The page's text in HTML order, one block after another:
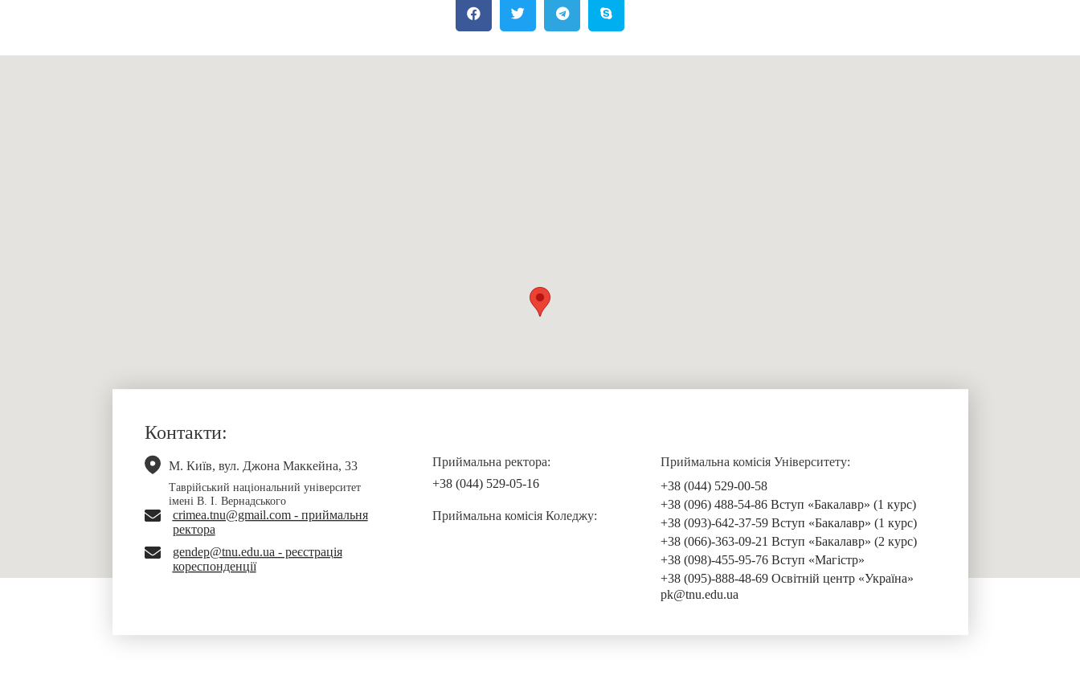
Контакти:
М. Київ, вул. Джона Маккейна, 33
Таврійський національний університет
імені В. І. Вернадського
crimea.tnu@gmail.com - приймальня
ректора
gendep@tnu.edu.ua - реєстрація
кореспонденції
Приймальна ректора:
+38 (044) 529-05-16
Приймальна комісія Коледжу:
Приймальна комісія Університету:
+38 (044) 529-00-58
+38 (096) 488-54-86 Вступ «Бакалавр» (1 курс)
+38 (093)-642-37-59 Вступ «Бакалавр» (1 курс)
+38 (066)-363-09-21 Вступ «Бакалавр» (2 курс)
+38 (098)-455-95-76 Вступ «Магістр»
+38 (095)-888-48-69 Освітній центр «Україна»
pk@tnu.edu.ua